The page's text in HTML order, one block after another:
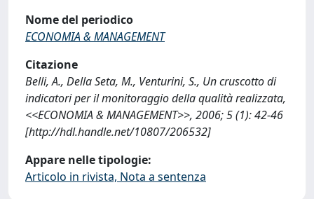
Nome del periodico
ECONOMIA & MANAGEMENT
Citazione
Belli, A., Della Seta, M., Venturini, S., Un cruscotto di
indicatori per il monitoraggio della qualità realizzata,
<<ECONOMIA & MANAGEMENT>>, 2006; 5 (1): 42-46
[http://hdl.handle.net/10807/206532]
Appare nelle tipologie:
Articolo in rivista, Nota a sentenza